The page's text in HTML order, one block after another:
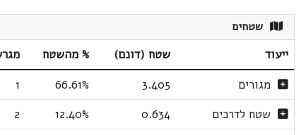
שטחים
ייעוד שטח (דונם) % מהשטח
מגורים
3.405
66.61%
1
שטח לדרכים
0.634
12.40%
2